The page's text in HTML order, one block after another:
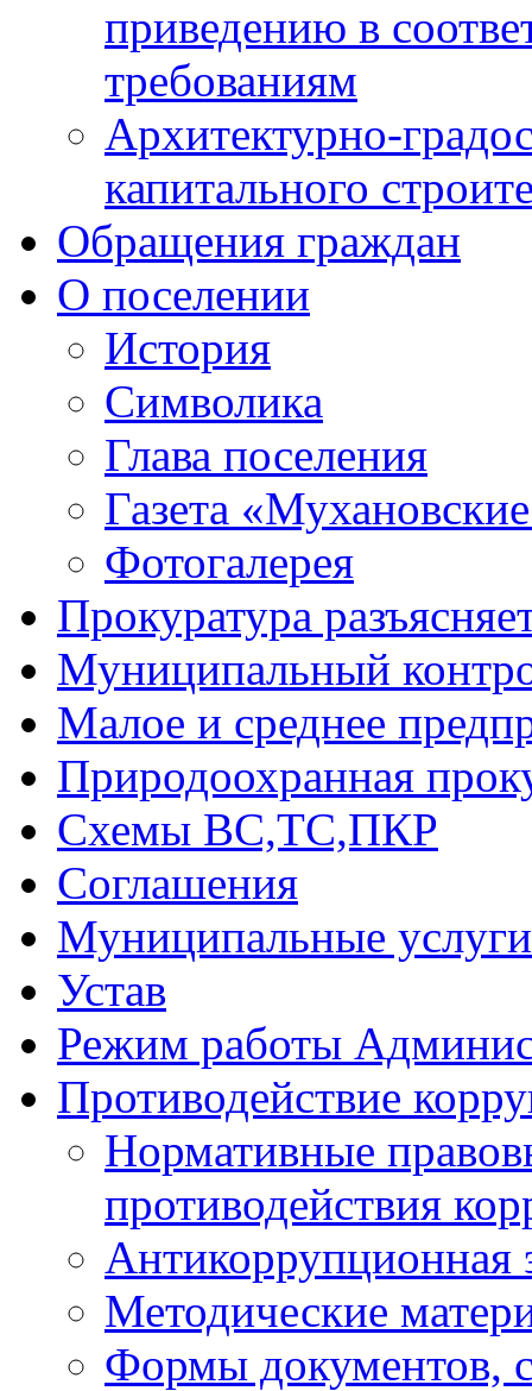
приведению в
требованиям
Архитектурно-
капитального
Обращения граждан
О поселении
История
Символика
Глава поселения
Газета
Фотогалерея
Прокуратура
Муниципальный
Малое и среднее
Природоохранная
Схемы ВС,ТС,ПКР
Соглашения
Муниципальные
Устав
Режим работы
Противодействие
Нормативные
противодействия
Антикоррупционная
Методические
Формы документов,